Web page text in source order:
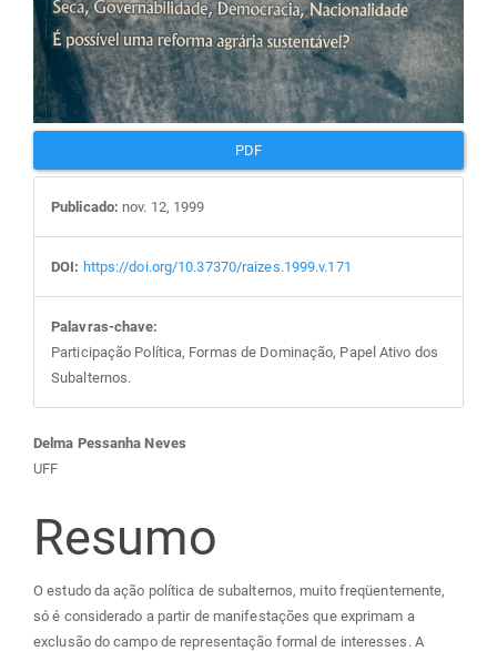
PDF
Publicado: nov. 12, 1999
DOI: https://doi.org/10.37370/raizes.1999.v.171
Palavras-chave:
Participação Política, Formas de Dominação, Papel Ativo dos
Subalternos.
Conteúdo
do
artigo
principal
Delma Pessanha Neves
UFF
Resumo
O estudo da ação política de subalternos, muito freqüentemente,
só é considerado a partir de manifestações que exprimam a
exclusão do campo de representação formal de interesses. A